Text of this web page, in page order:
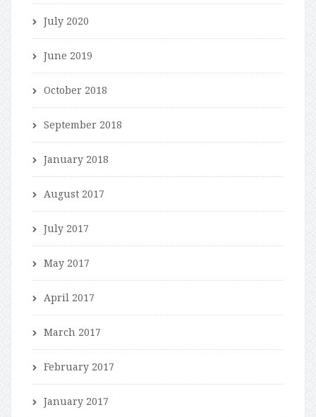
July 2020
June 2019
October 2018
September 2018
January 2018
August 2017
July 2017
May 2017
April 2017
March 2017
February 2017
January 2017